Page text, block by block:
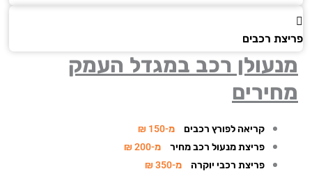
רכבים
רכב במגדל העמק
קריאה לפורץ רכבים
מ-150 ₪
פריצת מנעול רכב מחיר
מ-200 ₪
פריצת רכבי יוקרה
מ-350 ₪